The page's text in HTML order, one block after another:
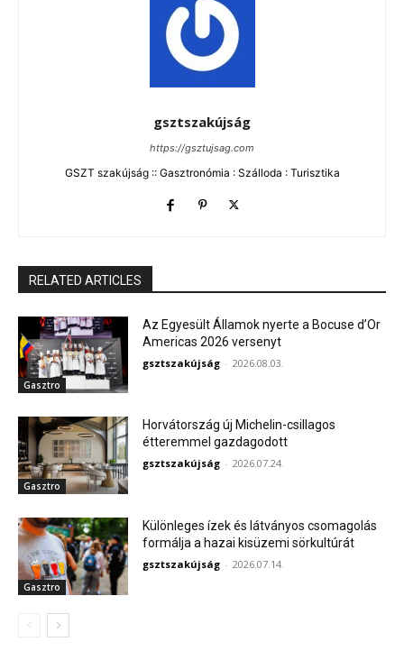
gsztszakújság
https://gsztujsag.com
GSZT szakújság :: Gasztronómia : Szálloda : Turisztika
RELATED ARTICLES
Gasztro
Az Egyesült Államok nyerte a Bocuse d’Or
Americas 2026 versenyt
gsztszakújság - 2026.08.03.
Gasztro
Horvátország új Michelin-csillagos
étteremmel gazdagodott
gsztszakújság - 2026.07.24.
Gasztro
Különleges ízek és látványos csomagolás
formálja a hazai kisüzemi sörkultúrát
gsztszakújság - 2026.07.14.